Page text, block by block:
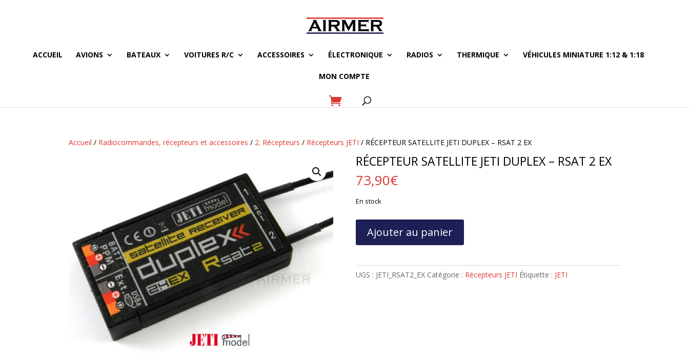
ACCUEIL AVIONS BATEAUX VOITURES R/C ACCESSOIRES ÉLECTRONIQUE RADIOS THERMIQUE VÉHICULES MINIATURE 1:12 & 1:18
MON COMPTE
Accueil / Radiocommandes, récepteurs et accessoires / 2. Récepteurs / Récepteurs JETI / RÉCEPTEUR SATELLITE JETI DUPLEX – RSAT 2 EX
RÉCEPTEUR SATELLITE JETI DUPLEX – RSAT 2 EX
73,90€
En stock
RÉCEPTEUR
JETI
Ajouter au panier
UGS : JETI_RSAT2_EX Catégorie : Récepteurs JETI Étiquette : JETI